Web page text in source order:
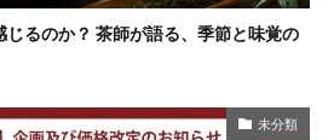
るのか？ 茶師が語る、季節と味覚の
未分類